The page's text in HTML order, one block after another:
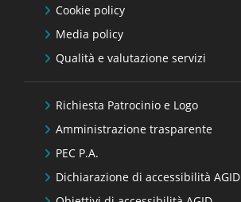
Cookie policy
Media policy
Qualità e valutazione servizi
Richiesta Patrocinio e Logo
Amministrazione trasparente
PEC P.A.
Dichiarazione di accessibilità AGID